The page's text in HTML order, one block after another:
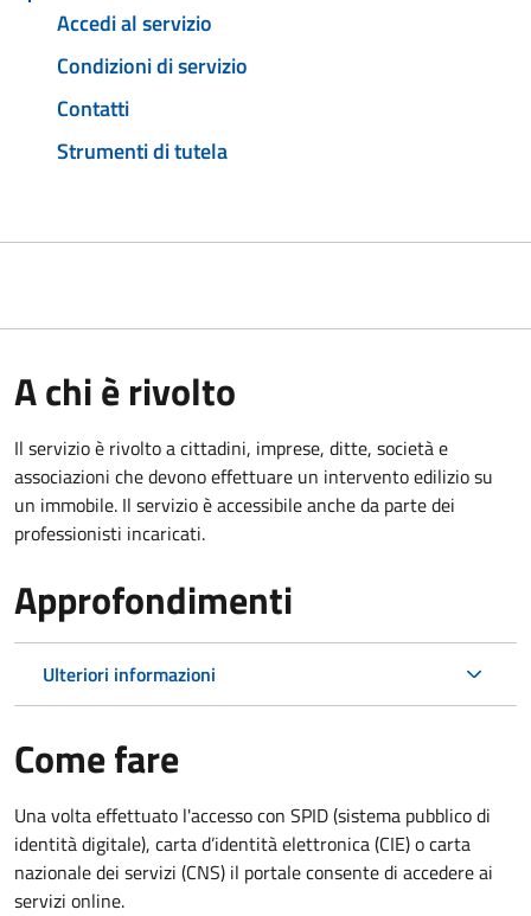
Accedi al servizio
Condizioni di servizio
Contatti
Strumenti di tutela
A chi è rivolto
Il servizio è rivolto a cittadini, imprese, ditte, società e
associazioni che devono effettuare un intervento edilizio su
un immobile. Il servizio è accessibile anche da parte dei
professionisti incaricati.
Approfondimenti
Ulteriori informazioni
Come fare
Una volta effettuato l'accesso con SPID (sistema pubblico di
identità digitale), carta d’identità elettronica (CIE) o carta
nazionale dei servizi (CNS) il portale consente di accedere ai
servizi online.